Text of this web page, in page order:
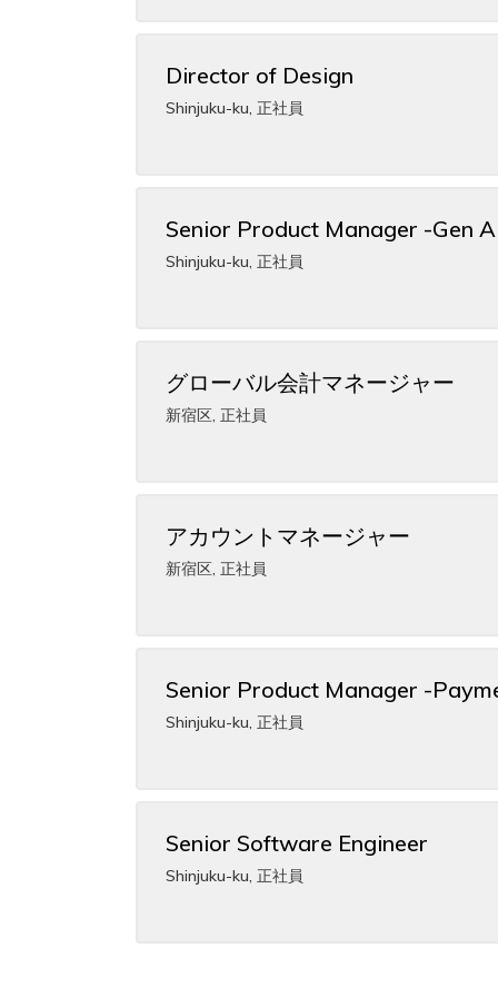
Director of Design
Shinjuku-ku, 正社員
Senior Product Manager -Gen
Shinjuku-ku, 正社員
グローバル会計マネージャー
新宿区, 正社員
アカウントマネージャー
新宿区, 正社員
Senior Product Manager -
Shinjuku-ku, 正社員
Senior Software Engineer
Shinjuku-ku, 正社員